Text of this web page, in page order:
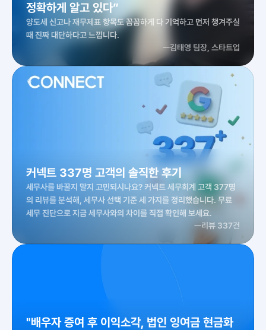
정확하게 알고 있다”
양도세 신고나 재무제표 항목도 꼼꼼하게 다 기억하고 먼저 챙겨주실
때 진짜 대단하다고 느낍니다.
ㅡ김태영 팀장, 스타트업
커넥트 337명 고객의 솔직한 후기
세무사를 바꿀지 말지 고민되시나요? 커넥트 세무회계 고객 377명
의 리뷰를 분석해, 세무사 선택 기준 세 가지를 정리했습니다. 무료
세무 진단으로 지금 세무사와의 차이를 직접 확인해 보세요.
ㅡ리뷰 337건
"배우자 증여 후 이익소각, 법인 잉여금 현금화